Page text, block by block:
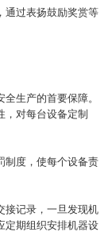
通过表扬鼓励奖赏等
生产的首要保障。
，对每台设备定制
制度，使每个设备责
接记录，一旦发现机
定期组织安排机器设